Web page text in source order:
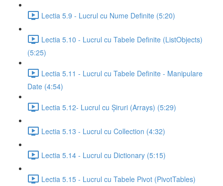
Lectia 5.9 - Lucrul cu Nume Definite (5:20)
Lectia 5.10 - Lucrul cu Tabele Definite (ListObjects)
(5:25)
Lectia 5.11 - Lucrul cu Tabele Definite - Manipulare
Date (4:54)
Lectia 5.12- Lucrul cu Șiruri (Arrays) (5:29)
Lectia 5.13 - Lucrul cu Collection (4:32)
Lectia 5.14 - Lucrul cu Dictionary (5:15)
Lectia 5.15 - Lucrul cu Tabele Pivot (PivotTables)